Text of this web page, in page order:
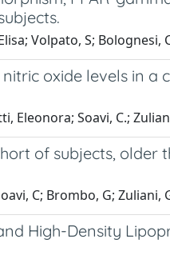
Volpato, S; Bolognesi,
oxide levels in
Eleonora; Soavi, C.;
of subjects, older
C; Brombo, G; Zuliani,
High-Density